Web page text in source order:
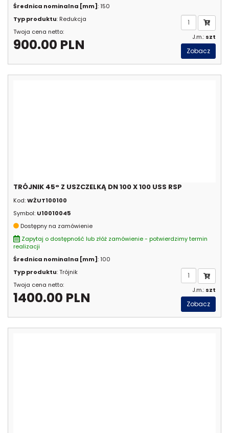
Średnica nominalna [mm]: 150
Typ produktu: Redukcja
Twoja cena netto:
900.00 PLN J.m.: szt
Zobacz
TRÓJNIK 45° Z USZCZELKĄ DN 100 X 100 USS RSP
Kod:WŻUT100100
Symbol: U10010045
Dostępny na zamówienie
Zapytaj o dostępność lub złóż zamówienie - potwierdzimy termin
realizacji
Średnica nominalna [mm]: 100
Typ produktu: Trójnik
Twoja cena netto:
1400.00 PLN J.m.: szt
Zobacz